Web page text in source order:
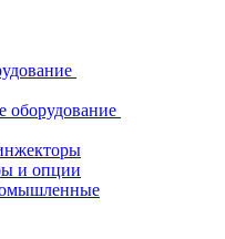
оборудование
и опции